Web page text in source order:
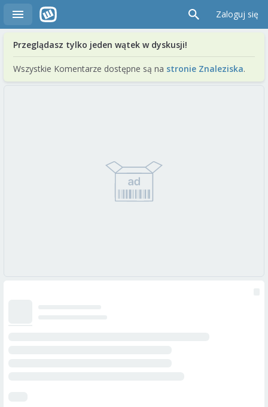
Zaloguj się
Przeglądasz tylko jeden wątek w dyskusji!
Wszystkie Komentarze dostępne są na stronie Znaleziska.